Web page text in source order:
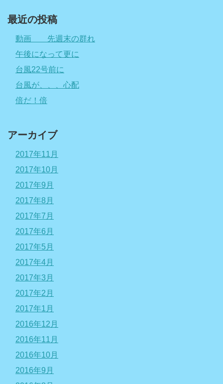
最近の投稿
動画 先週末の群れ
午後になって更に
台風22号前に
台風が、、、心配
倍だ！倍
アーカイブ
2017年11月
2017年10月
2017年9月
2017年8月
2017年7月
2017年6月
2017年5月
2017年4月
2017年3月
2017年2月
2017年1月
2016年12月
2016年11月
2016年10月
2016年9月